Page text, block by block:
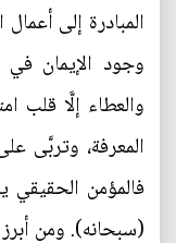
المبادرة إلى
وجود الإيمان في
والعطاء إلَّا قلب
المعرفة، وتربَّى
فالمؤمن الحقيقي
(سبحانه). ومن أبرز